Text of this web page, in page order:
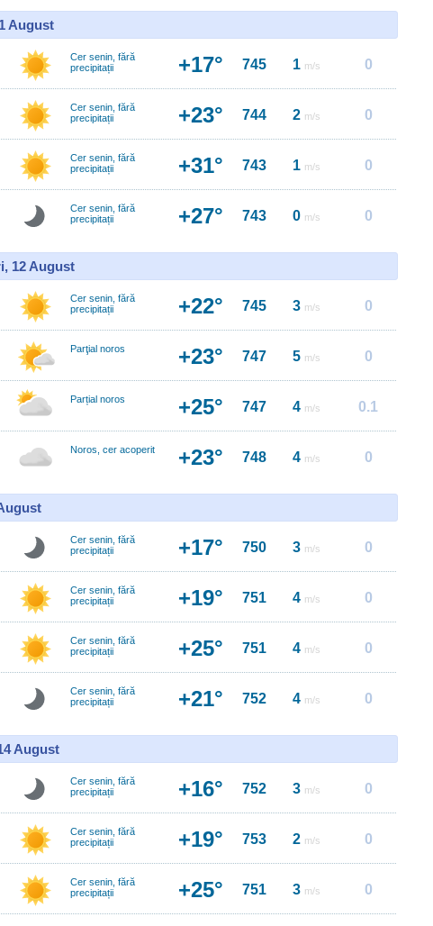
August
Cer senin, fără
precipitații
+17° 745 1 m/s 0
Cer senin, fără
precipitații
+23° 744 2 m/s 0
Cer senin, fără
precipitații
+31° 743 1 m/s 0
Cer senin, fără
precipitații
+27° 743 0 m/s 0
12 August
Cer senin, fără
precipitații
+22° 745 3 m/s 0
Parţial noros +23° 747 5 m/s 0
Parțial noros +25° 747 4 m/s 0.1
Noros, cer acoperit +23° 748 4 m/s 0
Cer senin, fără
precipitații
+17° 750 3 m/s 0
Cer senin, fără
precipitații
+19° 751 4 m/s 0
Cer senin, fără
precipitații
+25° 751 4 m/s 0
Cer senin, fără
precipitații
+21° 752 4 m/s 0
August
Cer senin, fără
precipitații
+16° 752 3 m/s 0
Cer senin, fără
precipitații
+19° 753 2 m/s 0
Cer senin, fără
precipitații
+25° 751 3 m/s 0